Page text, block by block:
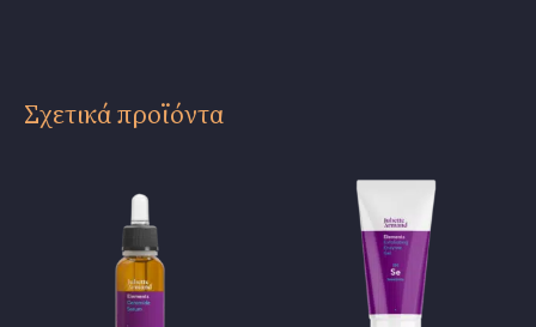
Σχετικά προϊόντα